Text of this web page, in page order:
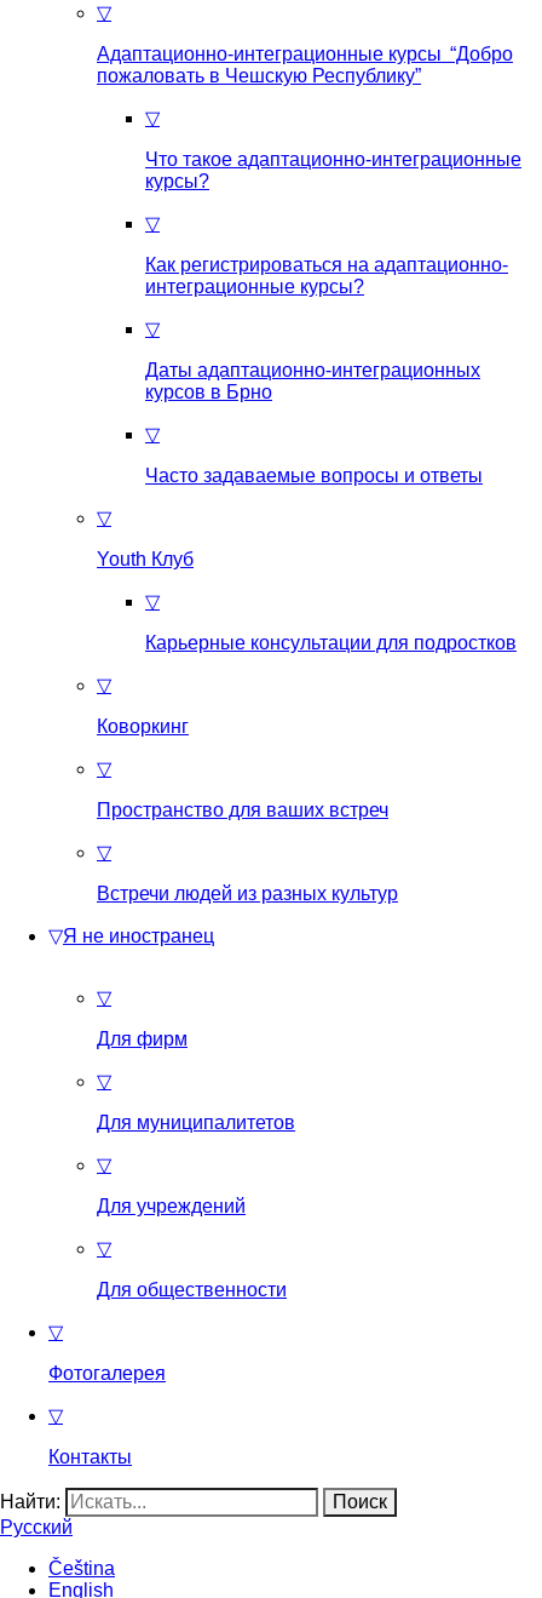
▽
Адаптационно-интеграционные курсы “Добро
пожаловать в Чешскую Республику”
▽
Что такое aдаптационно-интеграционные
курсы?
▽
Как регистрироваться на aдаптационно-
интеграционные курсы?
▽
Даты адаптационно-интеграционных
курсов в Брно
▽
Часто задаваемые вопросы и ответы
▽
Youth Клуб
▽
Карьерные консультации для подростков
▽
Коворкинг
▽
Пространство для ваших встреч
▽
Встречи людей из разных культур
▽Я не иностранец
▽
Для фирм
▽
Для муниципалитетов
▽
Для учреждений
▽
Для общественности
▽
Фотогалерея
▽
Контакты
Найти:
Русский
Čeština
English